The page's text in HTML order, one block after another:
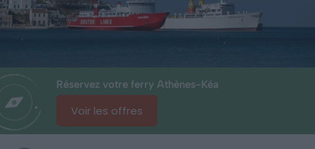
Réservez votre ferry Athènes-Kéa
Voir les offres